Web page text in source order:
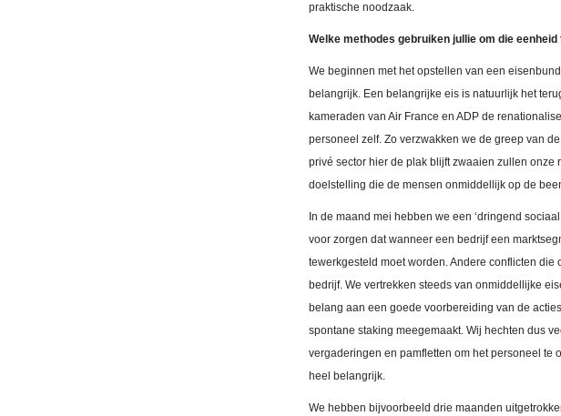
praktische noodzaak.
Welke methodes gebruiken jullie om die eenheid
We beginnen met het opstellen van een
belangrijk. Een belangrijke eis is natuurlijk het
kameraden van Air France en ADP de
personeel zelf. Zo verzwakken we de greep van
privé sector hier de plak blijft zwaaien zullen
doelstelling die de mensen onmiddellijk op de
In de maand mei hebben we een ‘dringend
voor zorgen dat wanneer een bedrijf een
tewerkgesteld moet worden. Andere conflicten
bedrijf. We vertrekken steeds van onmiddellijke
belang aan een goede voorbereiding van de
spontane staking meegemaakt. Wij hechten dus
vergaderingen en pamfletten om het personeel te
heel belangrijk.
We hebben bijvoorbeeld drie maanden